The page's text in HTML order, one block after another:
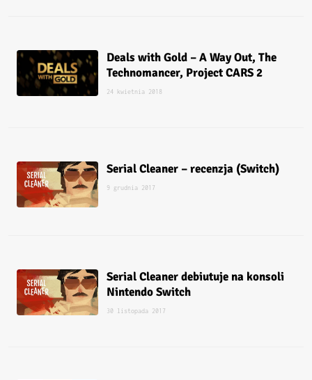
Deals with Gold – A Way Out, The
Technomancer, Project CARS 2
24 kwietnia 2018
Serial Cleaner – recenzja (Switch)
9 grudnia 2017
Serial Cleaner debiutuje na konsoli
Nintendo Switch
30 listopada 2017